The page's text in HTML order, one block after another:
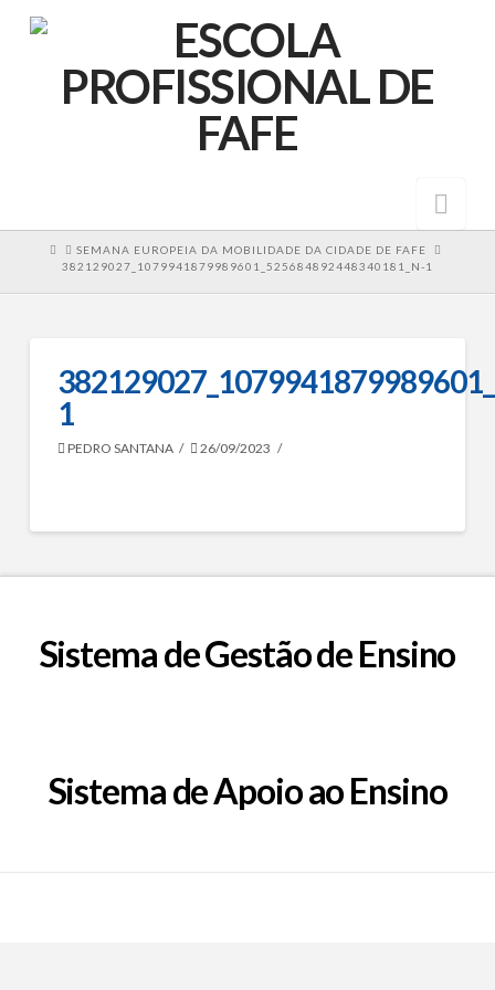
HOME
SEMANA EUROPEIA DA MOBILIDADE DA CIDADE DE FAFE
382129027_1079941879989601_525684892448340181_N-1
1
PEDRO SANTANA 26/09/2023
Sistema de Gestão de Ensino
Sistema de Apoio ao Ensino